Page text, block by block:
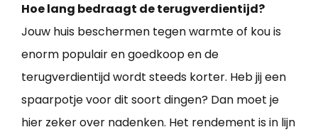
Hoe lang bedraagt de terugverdientijd?
Jouw huis beschermen tegen warmte of kou is
enorm populair en goedkoop en de
terugverdientijd wordt steeds korter. Heb jij een
spaarpotje voor dit soort dingen? Dan moet je
hier zeker over nadenken. Het rendement is in lijn